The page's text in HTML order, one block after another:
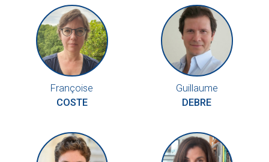
Françoise
COSTE
Guillaume
DEBRE